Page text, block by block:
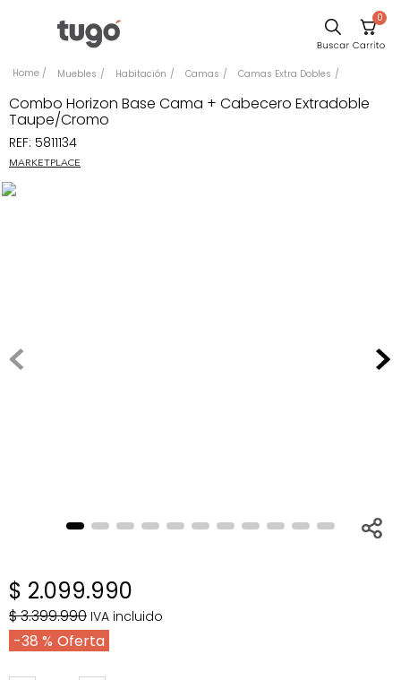
0
Muebles Habitación Camas Camas Extra Dobles
Combo Horizon Base Cama + Cabecero Extradoble
Taupe/Cromo
REF: 5811134
MARKETPLACE
$ 2.099.990
$3.399.990 IVA incluido
38 %
Comedor
Sillas
Escritorio
Silla